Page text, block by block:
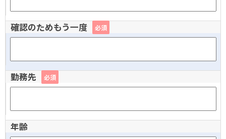
確認のためもう一度 必須
勤務先 必須
年齢